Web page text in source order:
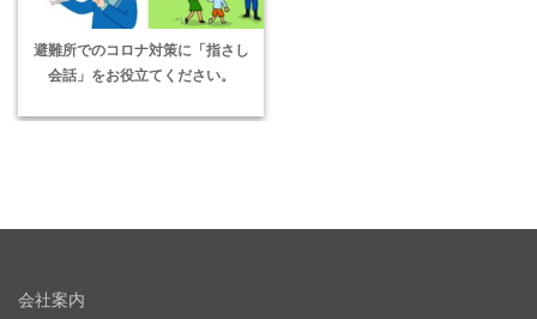
避難所でのコロナ対策に「指さし
会話」をお役立てください。
会社案内